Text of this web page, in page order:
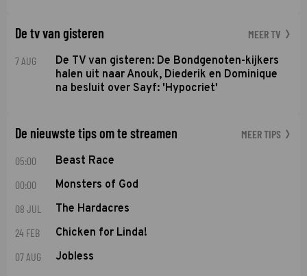
De tv van gisteren MEER TV
7 AUG
De TV van gisteren: De Bondgenoten-kijkers
halen uit naar Anouk, Diederik en Dominique
na besluit over Sayf: 'Hypocriet'
De nieuwste tips om te streamen MEER TIPS
05:00 Beast Race
00:00 Monsters of God
08 JUL The Hardacres
24 FEB Chicken for Linda!
07 AUG Jobless